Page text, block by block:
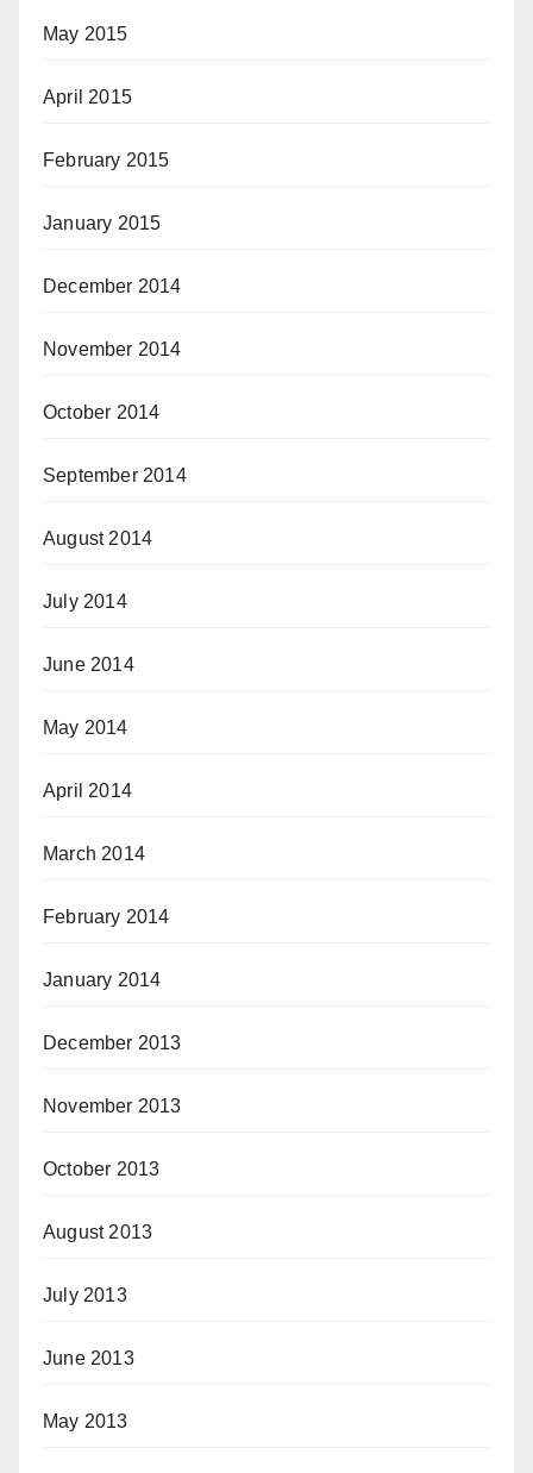
May 2015
April 2015
February 2015
January 2015
December 2014
November 2014
October 2014
September 2014
August 2014
July 2014
June 2014
May 2014
April 2014
March 2014
February 2014
January 2014
December 2013
November 2013
October 2013
August 2013
July 2013
June 2013
May 2013